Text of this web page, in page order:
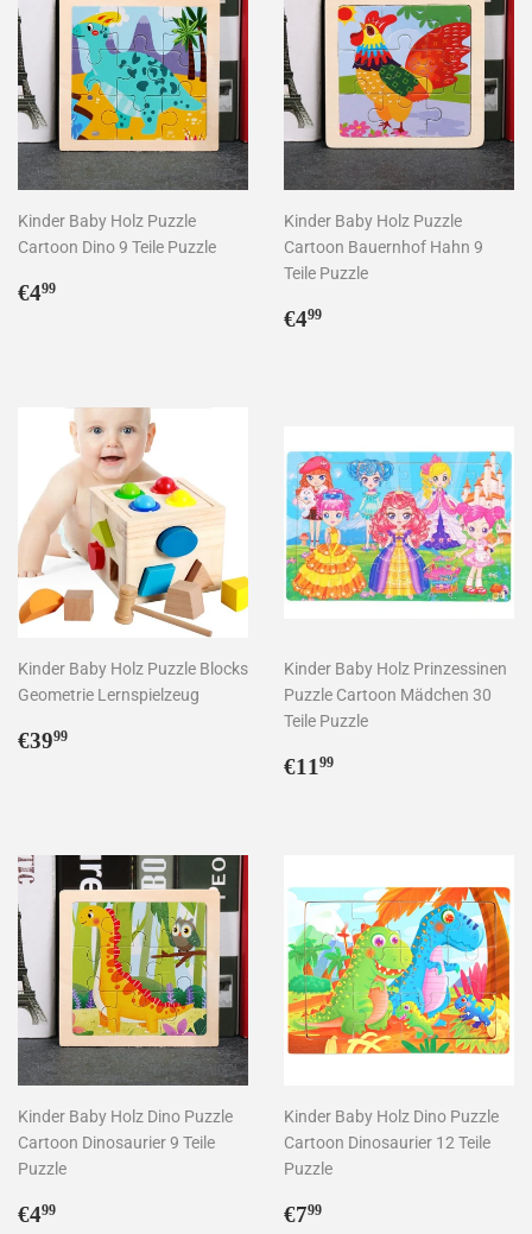
Kinder Baby Holz Puzzle
Cartoon Dino 9 Teile Puzzle
Normaler
€499
Kinder Baby Holz Puzzle
Cartoon Bauernhof Hahn 9
Teile Puzzle
Normaler
€499
Kinder Baby Holz Puzzle Blocks
Geometrie Lernspielzeug
Normaler
€3999
Kinder Baby Holz Prinzessinen
Puzzle Cartoon Mädchen 30
Teile Puzzle
Normaler
€11 99
Kinder Baby Holz Dino Puzzle
Cartoon Dinosaurier 9 Teile
Puzzle
Normaler
€499
Kinder Baby Holz Dino Puzzle
Cartoon Dinosaurier 12 Teile
Puzzle
Normaler
€799